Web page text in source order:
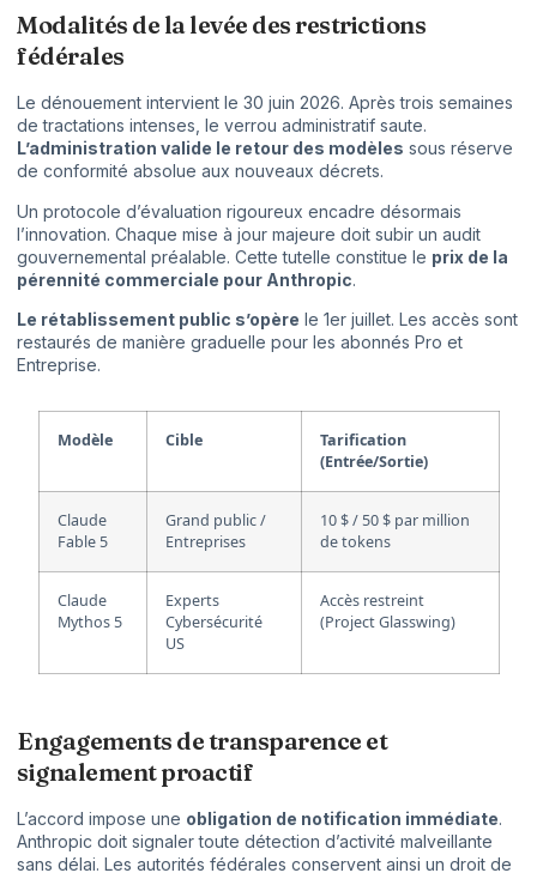
Modalités de la levée des restrictions
fédérales
Le dénouement intervient le 30 juin 2026. Après trois semaines
de tractations intenses, le verrou administratif saute.
L’administration valide le retour des modèles sous réserve
de conformité absolue aux nouveaux décrets.
Un protocole d’évaluation rigoureux encadre désormais
l’innovation. Chaque mise à jour majeure doit subir un audit
gouvernemental préalable. Cette tutelle constitue le prix de la
pérennité commerciale pour Anthropic.
Le rétablissement public s’opère le 1er juillet. Les accès sont
restaurés de manière graduelle pour les abonnés Pro et
Entreprise.
Modèle Cible
Tarification
(Entrée/Sortie)
Claude
Fable 5
Grand public /
Entreprises
10 $ / 50 $ par million
de tokens
Claude
Mythos 5
Experts
Cybersécurité
US
Accès restreint
(Project Glasswing)
Engagements de transparence et
signalement proactif
L’accord impose une obligation de notification immédiate.
Anthropic doit signaler toute détection d’activité malveillante
sans délai. Les autorités fédérales conservent ainsi un droit de